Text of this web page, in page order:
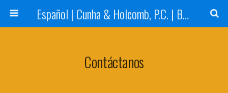
Español | Cunha & Holcomb, P.C. | Boston, MA
Contáctanos